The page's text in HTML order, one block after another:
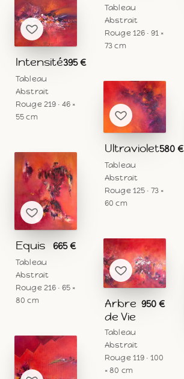
Intensité395 €
Tableau
Abstrait
Rouge 219 · 46 ×
55 cm
Equis 665 €
Tableau
Abstrait
Rouge 216 · 65 ×
80 cm
Tableau
Abstrait
Rouge 126 · 91 ×
73 cm
Ultraviolet580 €
Tableau
Abstrait
Rouge 125 · 73 ×
60 cm
Arbre
de Vie
950 €
Tableau
Abstrait
Rouge 119 · 100
× 80 cm